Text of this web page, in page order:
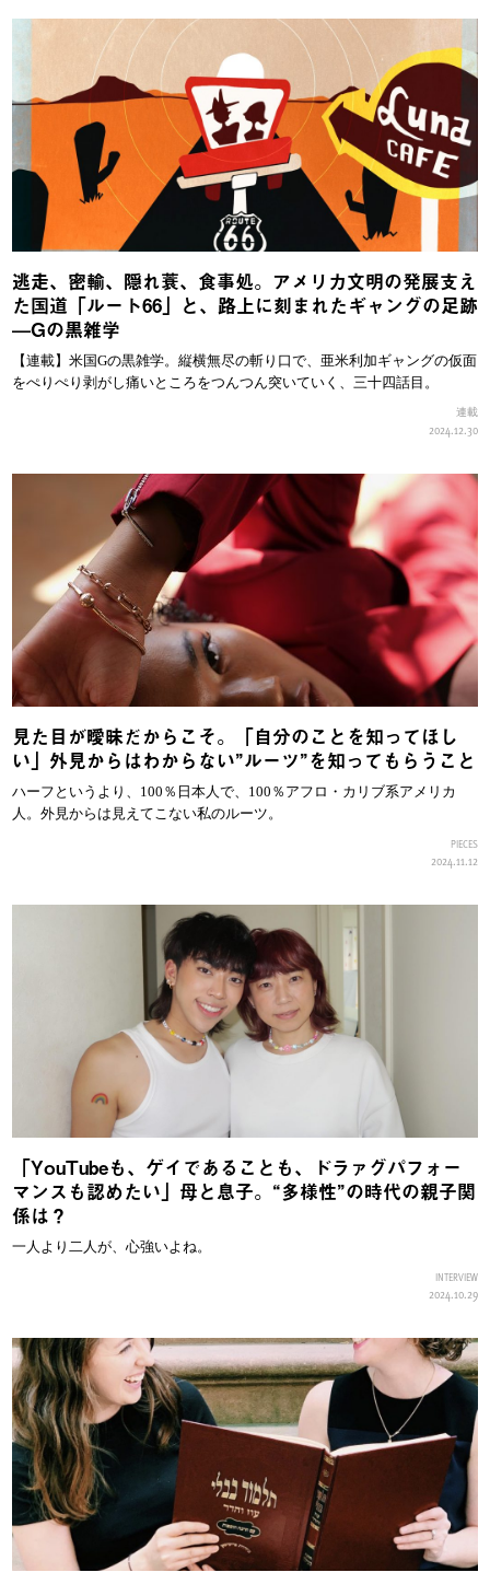
逃走、密輸、隠れ蓑、食事処。アメリカ文明の発展支え
た国道「ルート66」と、路上に刻まれたギャングの足跡
—Gの黒雑学
【連載】米国Gの黒雑学。縦横無尽の斬り口で、亜米利加ギャングの仮面
をぺりぺり剥がし痛いところをつんつん突いていく、三十四話目。
連載
2024.12.30
見た目が曖昧だからこそ。「自分のことを知ってほし
い」外見からはわからない”ルーツ”を知ってもらうこと
ハーフというより、100％日本人で、100％アフロ・カリブ系アメリカ
人。外見からは見えてこない私のルーツ。
PIECES
2024.11.12
「YouTubeも、ゲイであることも、ドラァグパフォー
マンスも認めたい」母と息子。“多様性”の時代の親子関
係は？
一人より二人が、心強いよね。
INTERVIEW
2024.10.29